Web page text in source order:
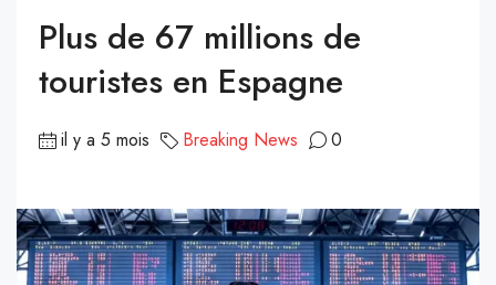
Plus de 67 millions de
touristes en Espagne
il y a 5 mois Breaking News 0